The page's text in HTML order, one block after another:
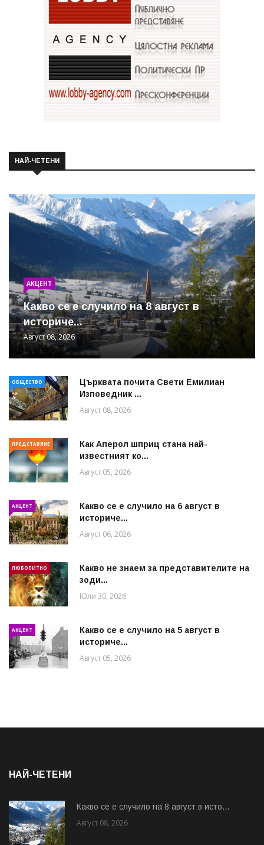
НАЙ-ЧЕТЕНИ
АКЦЕНТ
Какво се е случило на 8 август в
историче...
Август 08, 2026
ОБЩЕСТВО
Църквата почита Свeти Емилиан
Изповедник ...
Август 08, 2026
ПРЕДСТАВЯНЕ
Как Аперол шприц стана най-
известният ко...
Август 05, 2026
АКЦЕНТ
Какво се е случило на 6 август в
историче...
Август 06, 2026
ЛЮБОПИТНО
Какво не знаем за представителите на
зоди...
Юли 30, 2026
АКЦЕНТ
Какво се е случило на 5 август в
историче...
Август 05, 2026
НАЙ-ЧЕТЕНИ
Какво се е случило на 8 август в исто...
Август 08, 2026